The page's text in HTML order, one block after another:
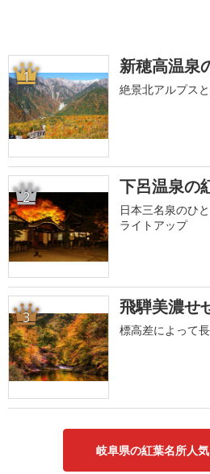
1 新穂高温泉
絶景北アルプス
2 下呂温泉の
日本三名泉のひ
ライトアップ
3 飛騨美濃せ
標高差によって
岐阜県の紅葉名所人